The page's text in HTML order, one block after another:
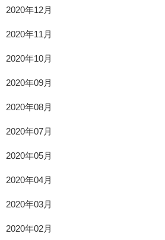
2020年12月
2020年11月
2020年10月
2020年09月
2020年08月
2020年07月
2020年05月
2020年04月
2020年03月
2020年02月